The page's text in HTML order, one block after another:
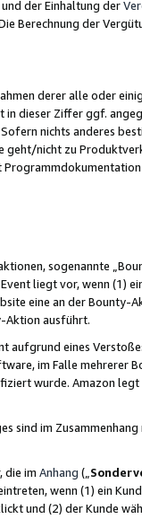
der Einhaltung der
Berechnung der
derer alle oder
in dieser Ziffer ggf.
nichts anderes
nicht zu
sogenannte
liegt vor, wenn (1)
eine an der
Aktion ausführt.
eines
im Falle mehrerer
wurde. Amazon
sind im
die im Anhang („
wenn (1) ein
und (2) der Kunde